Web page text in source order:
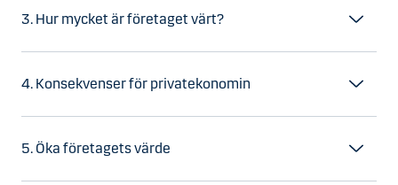
3. Hur mycket är företaget värt?
4. Konsekvenser för privatekonomin
5. Öka företagets värde